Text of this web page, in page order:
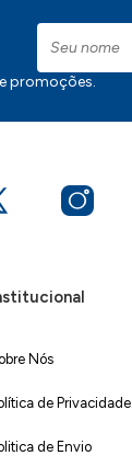
promoções.
Nós
de Privacidade
de Envio